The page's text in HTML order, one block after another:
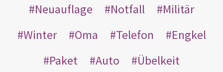
Neuauflage
Notfall
Militär
Winter
Oma Telefon
Engkel
Paket
Auto
Übelkeit